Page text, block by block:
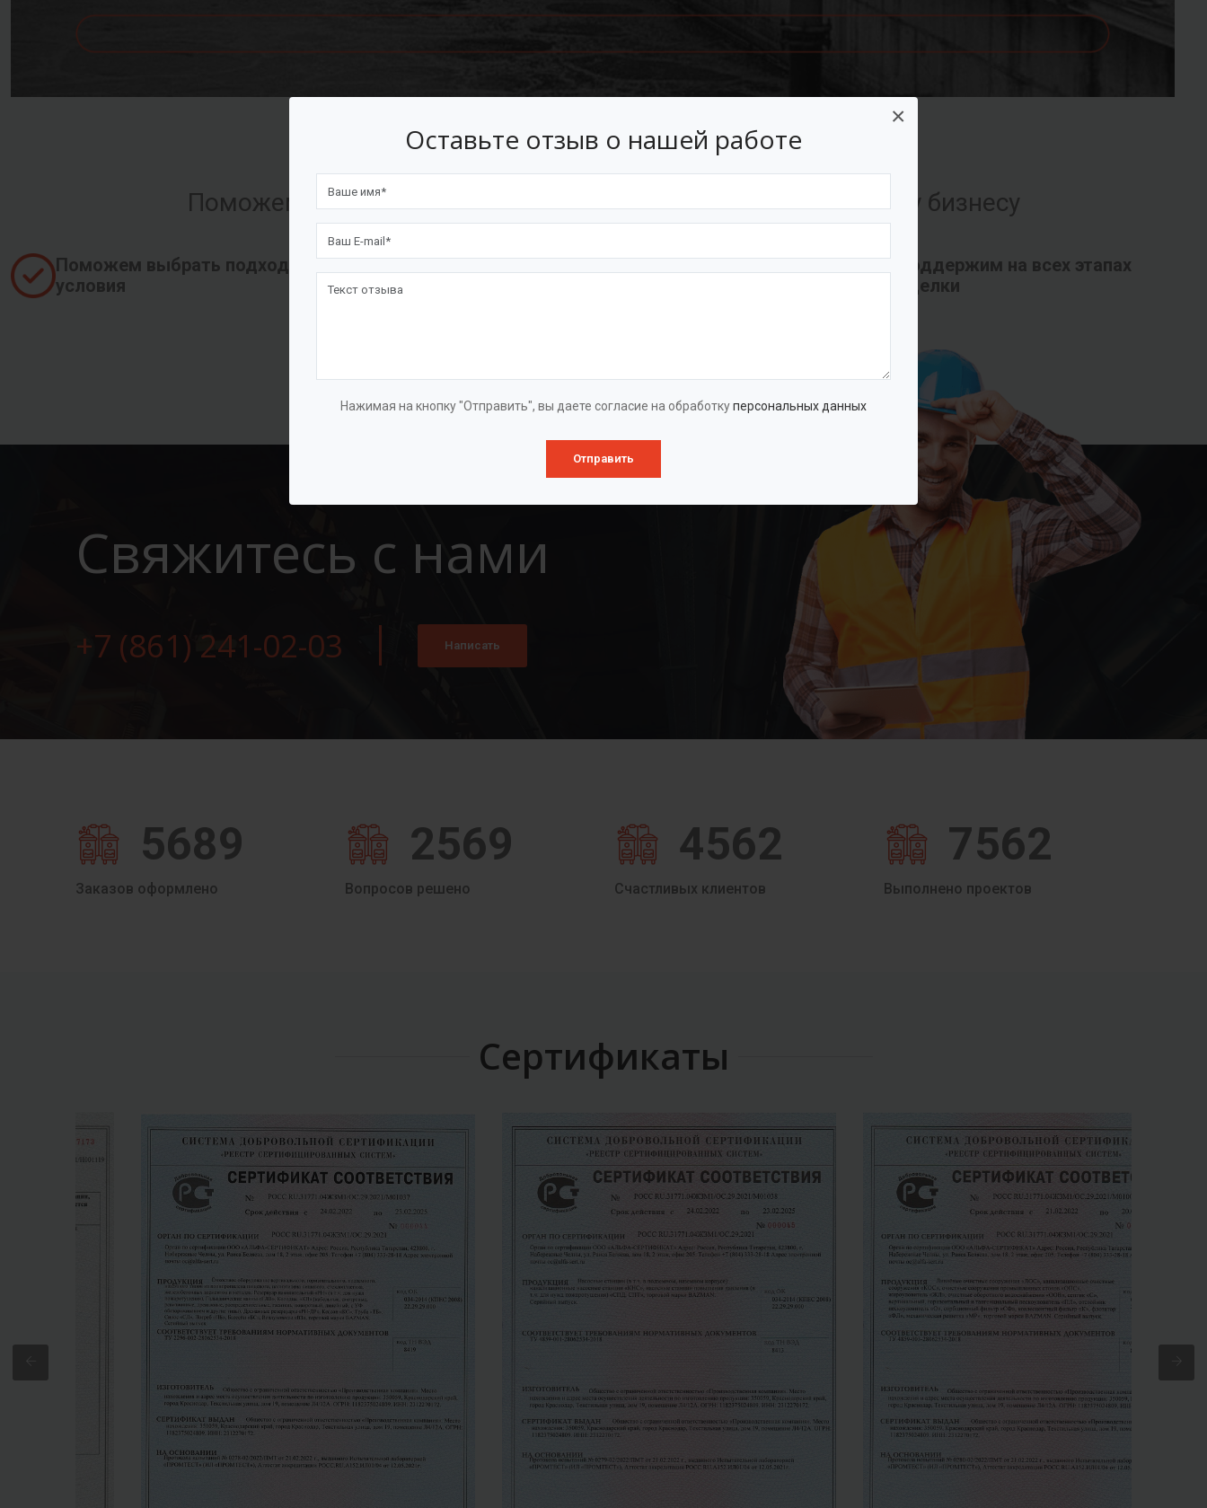
Оставьте отзыв о нашей работе
Нажимая на кнопку "Отправить", вы даете согласие на обработкуперсональных данных
Отправить
×
Поможем оформить лизинг на условиях, подходящих вашему бизнесу
Поможем выбрать подходящие
условия
Оформим документы и договор
Поддержим на всех этапах
сделки
Свяжитесь с нами
+7 (861) 241-02-03 Написать
5689
Заказов оформлено
2569
Вопросов решено
4562
Счастливых клиентов
7562
Выполнено проектов
Сертификаты